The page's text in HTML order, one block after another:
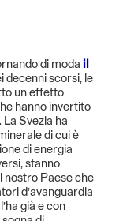
di moda il
decenni scorsi, le
un effetto
hanno invertito
La Svezia ha
di cui è
di energia
stanno
nostro Paese che
d’avanguardia
già e con